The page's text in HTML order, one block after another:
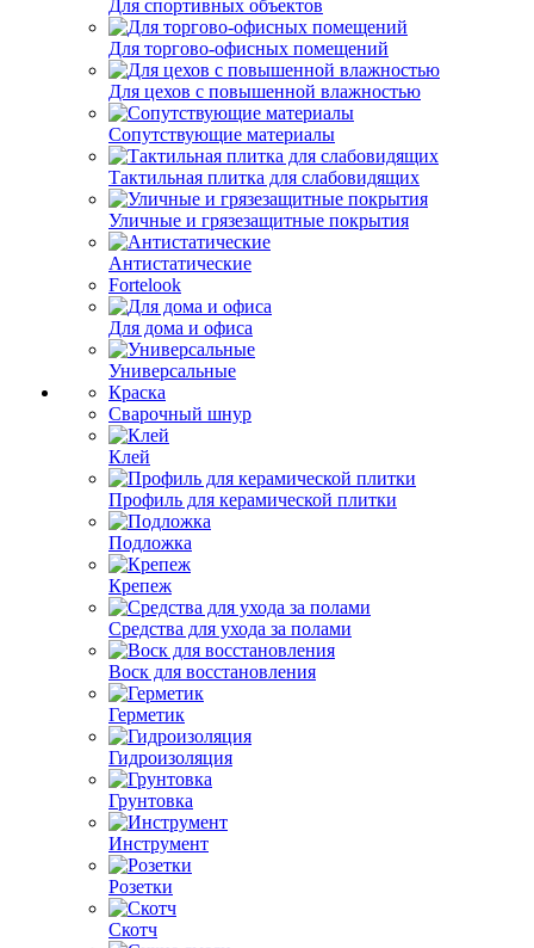
Для спортивных объектов
Для торгово-офисных помещений
Для цехов с повышенной влажностью
Сопутствующие материалы
Тактильная плитка для слабовидящих
Уличные и грязезащитные покрытия
Антистатические
Fortelook
Для дома и офиса
Универсальные
Краска
Сварочный шнур
Клей
Профиль для керамической плитки
Подложка
Крепеж
Средства для ухода за полами
Воск для восстановления
Герметик
Гидроизоляция
Грунтовка
Инструмент
Розетки
Скотч